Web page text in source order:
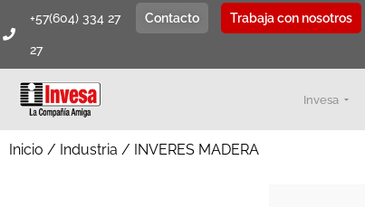
+57(604) 334 27
27
Contacto Trabaja con nosotros
Invesa
Inicio / Industria / INVERES MADERA